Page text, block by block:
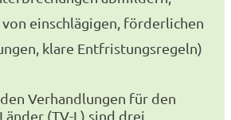
einschlägigen, förderlichen
klare Entfristungsregeln)
Verhandlungen für den
(TV-L) sind drei